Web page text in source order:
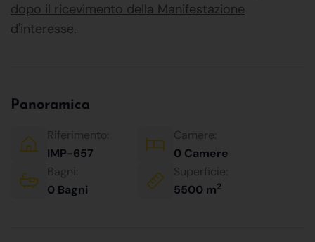
dopo il ricevimento della Manifestazione
d'interesse.
Panoramica
Riferimento:
IMP-657
Camere:
0 Camere
Bagni:
0 Bagni
Superficie:
5500 m2